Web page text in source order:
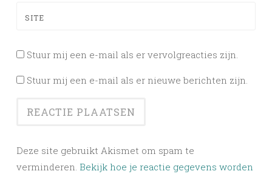
SITE
Stuur mij een e-mail als er vervolgreacties zijn.
Stuur mij een e-mail als er nieuwe berichten zijn.
Deze site gebruikt Akismet om spam te
verminderen. Bekijk hoe je reactie gegevens worden